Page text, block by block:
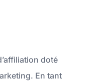
doté
En tant